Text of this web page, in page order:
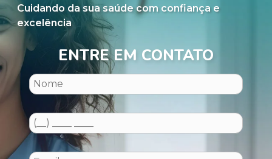
Cuidando da sua saúde com confiança e
excelência
ENTRE EM CONTATO